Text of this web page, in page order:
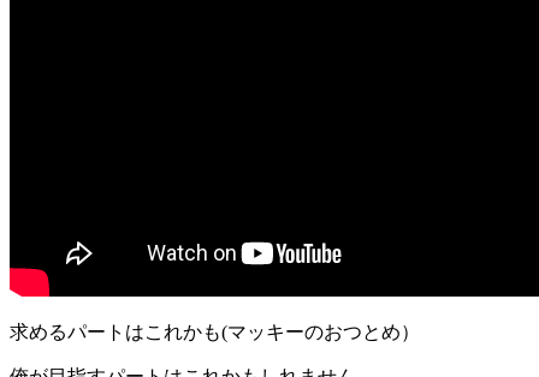
求めるパートはこれかも(マッキーのおつとめ）